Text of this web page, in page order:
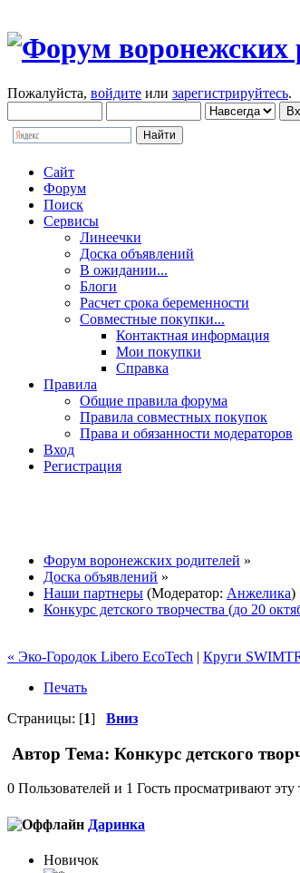
Пожалуйста, войдите или зарегистрируйтесь.
Сайт
Форум
Поиск
Сервисы
Линеечки
Доска объявлений
В ожидании...
Блоги
Расчет срока беременности
Совместные покупки...
Контактная информация
Мои покупки
Справка
Правила
Общие правила форума
Правила совместных покупок
Права и обязанности модераторов
Вход
Регистрация
Форум воронежских родителей »
Доска объявлений »
Наши партнеры (Модератор: Анжелика)
Конкурс детского творчества (до 20
« Эко-Городок Libero EcoTech | Круги
Печать
Страницы: [1] Вниз
Автор Тема: Конкурс детского
0 Пользователей и 1 Гость просматривают эту
Даринка
Новичок